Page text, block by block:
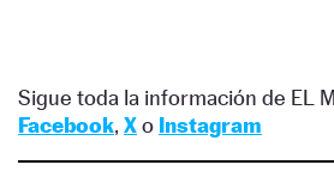
Sigue toda la información de EL
Facebook, Xo Instagram